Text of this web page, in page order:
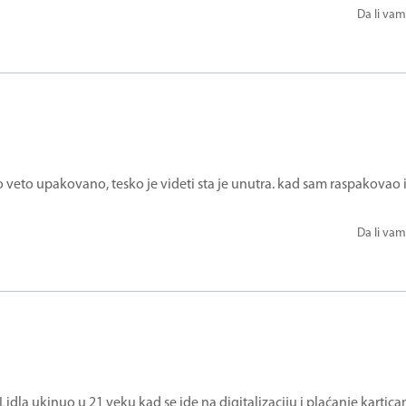
Da li
upakovano, tesko je videti sta je unutra. kad sam raspakovao
Da li